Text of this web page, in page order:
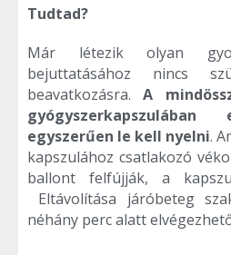
Tudtad?
Már létezik olyan
bejuttatásához nincs
beavatkozásra.A
egyszerűen le kell nyelni.
kapszulához csatlakozó
ballont felfújják, a
Eltávolítása járóbeteg
néhány perc alatt